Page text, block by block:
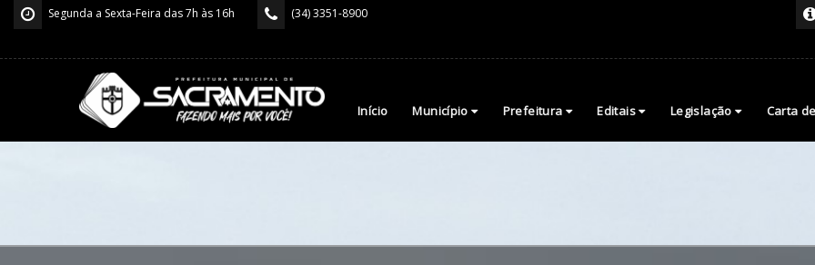
Segunda a Sexta-Feira das 7h às 16h (34) 3351-8900
Início Município Prefeitura Editais Legislação Carta